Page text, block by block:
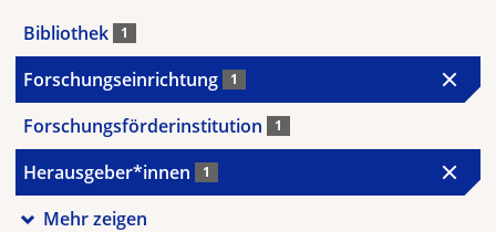
Bibliothek 1
Forschungseinrichtung 1
Forschungsförderinstitution 1
Herausgeber*innen 1
Mehr zeigen